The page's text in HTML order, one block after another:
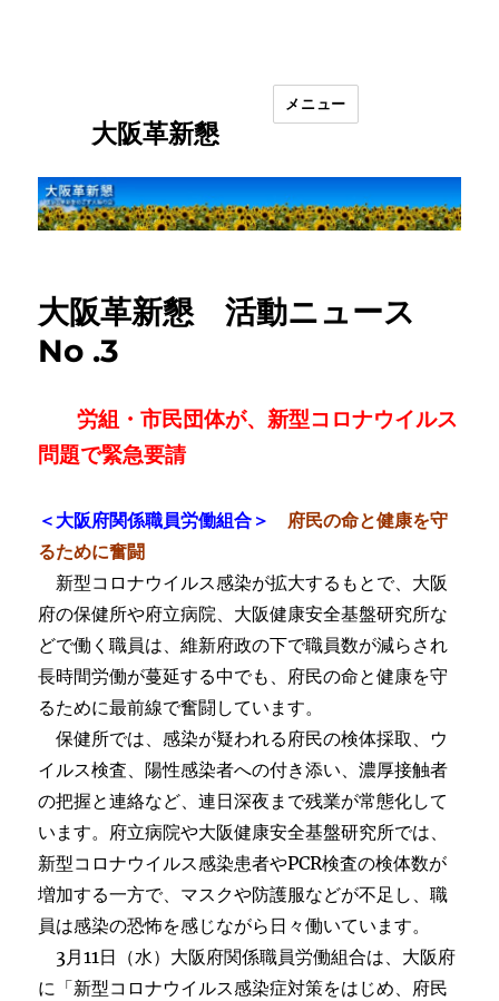
大阪革新懇
メニュー
大阪革新懇 活動ニュース
No .3
労組・市民団体が、新型コロナウイルス
問題で緊急要請
＜大阪府関係職員労働組合＞
府民の命と健康を守
るために奮闘
新型コロナウイルス感染が拡大するもとで、大阪
府の保健所や府立病院、大阪健康安全基盤研究所な
どで働く職員は、維新府政の下で職員数が減らされ
長時間労働が蔓延する中でも、府民の命と健康を守
るために最前線で奮闘しています。
保健所では、感染が疑われる府民の検体採取、ウ
イルス検査、陽性感染者への付き添い、濃厚接触者
の把握と連絡など、連日深夜まで残業が常態化して
います。府立病院や大阪健康安全基盤研究所では、
新型コロナウイルス感染患者やPCR検査の検体数が
増加する一方で、マスクや防護服などが不足し、職
員は感染の恐怖を感じながら日々働いています。
3月11日（水）大阪府関係職員労働組合は、大阪府
に「新型コロナウイルス感染症対策をはじめ、府民